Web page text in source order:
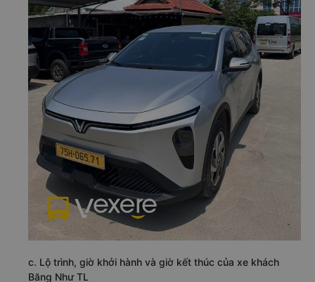
c. Lộ trình, giờ khởi hành và giờ kết thúc của xe khách
Băng Như TL